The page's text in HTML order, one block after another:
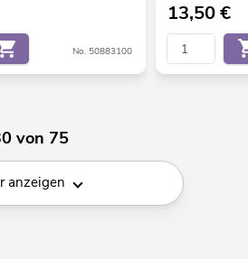
No. 50883100
13,50€
von 75
anzeigen